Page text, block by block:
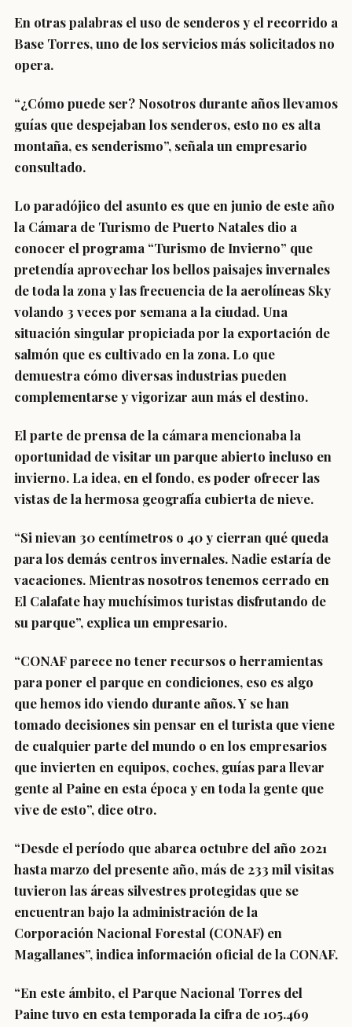
En otras palabras el uso de senderos y el recorrido a
Base Torres, uno de los servicios más solicitados no
opera.
“¿Cómo puede ser? Nosotros durante años llevamos
guías que despejaban los senderos, esto no es alta
montaña, es senderismo”, señala un empresario
consultado.
Lo paradójico del asunto es que en junio de este año
la Cámara de Turismo de Puerto Natales dio a
conocer el programa “Turismo de Invierno” que
pretendía aprovechar los bellos paisajes invernales
de toda la zona y las frecuencia de la aerolíneas Sky
volando 3 veces por semana a la ciudad. Una
situación singular propiciada por la exportación de
salmón que es cultivado en la zona. Lo que
demuestra cómo diversas industrias pueden
complementarse y vigorizar aun más el destino.
El parte de prensa de la cámara mencionaba la
oportunidad de visitar un parque abierto incluso en
invierno. La idea, en el fondo, es poder ofrecer las
vistas de la hermosa geografía cubierta de nieve.
“Si nievan 30 centímetros o 40 y cierran qué queda
para los demás centros invernales. Nadie estaría de
vacaciones. Mientras nosotros tenemos cerrado en
El Calafate hay muchísimos turistas disfrutando de
su parque”, explica un empresario.
“CONAF parece no tener recursos o herramientas
para poner el parque en condiciones, eso es algo
que hemos ido viendo durante años. Y se han
tomado decisiones sin pensar en el turista que viene
de cualquier parte del mundo o en los empresarios
que invierten en equipos, coches, guías para llevar
gente al Paine en esta época y en toda la gente que
vive de esto”, dice otro.
“Desde el período que abarca octubre del año 2021
hasta marzo del presente año, más de 233 mil visitas
tuvieron las áreas silvestres protegidas que se
encuentran bajo la administración de la
Corporación Nacional Forestal (CONAF) en
Magallanes”, indica información oficial de la CONAF.
“En este ámbito, el Parque Nacional Torres del
Paine tuvo en esta temporada la cifra de 105.469